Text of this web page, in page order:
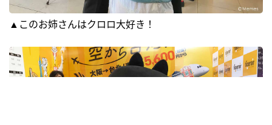
▲このお姉さんはクロロ大好き！